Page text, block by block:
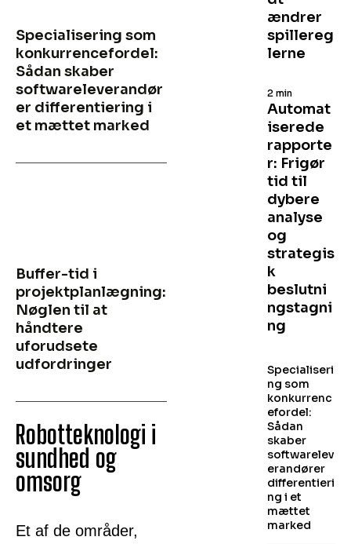
Specialisering som
konkurrencefordel:
Sådan skaber
softwareleverandør
er differentiering i
et mættet marked
Buffer-tid i
projektplanlægning:
Nøglen til at
håndtere
uforudsete
udfordringer
Robotteknologi i
sundhed og
omsorg
Et af de områder,
ændrer
spillereg
lerne
Automat
iserede
rapporte
r: Frigør
tid til
dybere
analyse
og
strategis
k
beslutni
ngstagni
ng
2 min
Specialiseri
ng som
konkurrenc
efordel:
Sådan
skaber
softwarelev
erandører
differentieri
ng i et
mættet
marked